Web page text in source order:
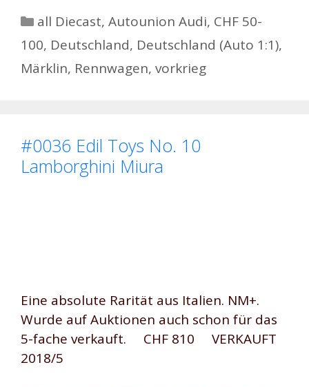
Kategorien
all Diecast,Autounion Audi, CHF 50-
100, Deutschland, Deutschland (Auto 1:1),
Märklin, Rennwagen, vorkrieg
#0036 Edil Toys No. 10
Lamborghini Miura
Eine absolute Rarität aus Italien. NM+.
Wurde auf Auktionen auch schon für das
5-fache verkauft. CHF 810 VERKAUFT
2018/5